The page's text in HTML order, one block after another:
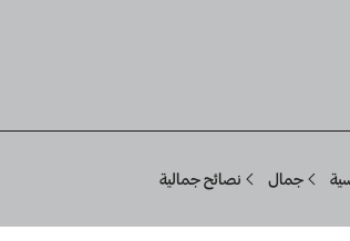
جمال نصائح جمالية